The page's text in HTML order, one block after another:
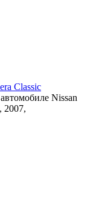
Classic
Nissan
2007,